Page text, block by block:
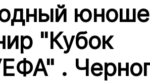
"Кубок
.